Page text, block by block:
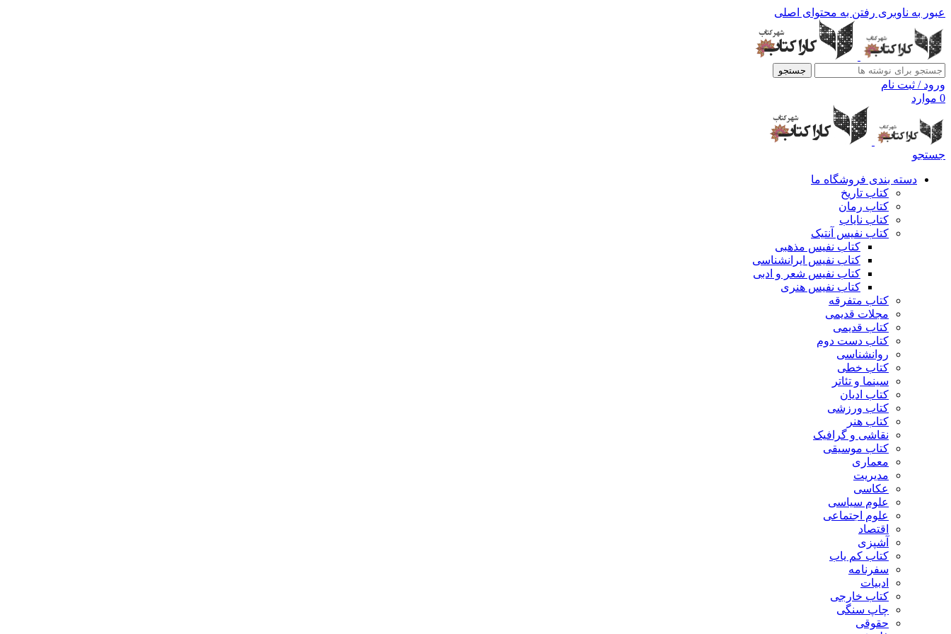
عبور به ناوبری رفتن به محتوای اصلی
جستجو
ورود / ثبت نام
0 موارد
جستجو
دسته بندی فروشگاه ما
کتاب تاریخ
کتاب رمان
کتاب نایاب
کتاب نفیس آنتیک
کتاب نفیس مذهبی
کتاب نفیس ایرانشناسی
کتاب نفیس شعر و ادبی
کتاب نفیس هنری
کتاب متفرقه
مجلات قدیمی
کتاب قدیمی
کتاب دست دوم
روانشناسی
کتاب خطی
سینما و تئاتر
کتاب ادیان
کتاب ورزشی
کتاب هنر
نقاشی و گرافیک
کتاب موسیقی
معماری
مدیریت
عکاسی
علوم سیاسی
علوم اجتماعی
اقتصاد
آشپزی
کتاب کم یاب
سفرنامه
ادبیات
کتاب خارجی
چاپ سنگی
حقوقی